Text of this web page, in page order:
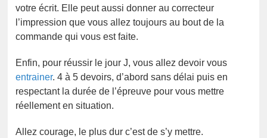
votre écrit. Elle peut aussi donner au correcteur
l’impression que vous allez toujours au bout de la
commande qui vous est faite.
Enfin, pour réussir le jour J, vous allez devoir vous
entrainer. 4 à 5 devoirs, d’abord sans délai puis en
respectant la durée de l’épreuve pour vous mettre
réellement en situation.
Allez courage, le plus dur c’est de s’y mettre.